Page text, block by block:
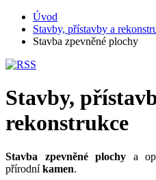
Úvod
Stavby, přístavby a
Stavba zpevněné plochy
Stavby,
rekonstrukce
Stavba zpevněné plochy a
přírodníkamen.